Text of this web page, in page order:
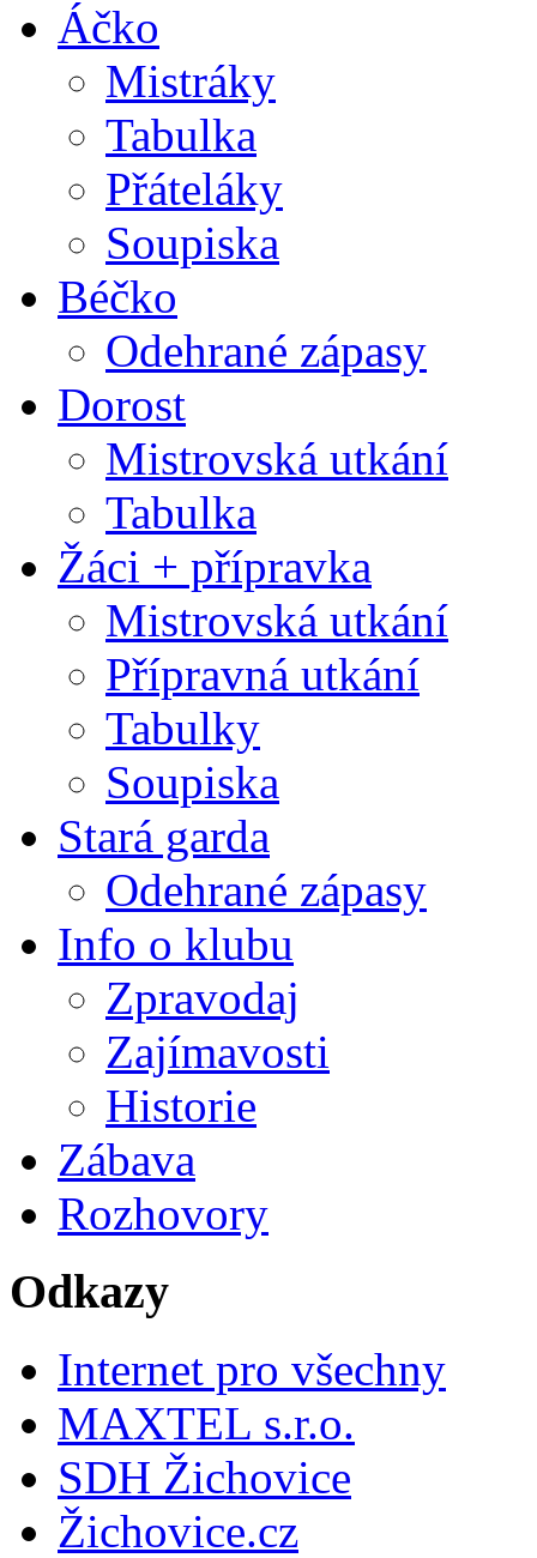
Áčko
Mistráky
Tabulka
Přáteláky
Soupiska
Béčko
Odehrané zápasy
Dorost
Mistrovská utkání
Tabulka
Žáci + přípravka
Mistrovská utkání
Přípravná utkání
Tabulky
Soupiska
Stará garda
Odehrané zápasy
Info o klubu
Zpravodaj
Zajímavosti
Historie
Zábava
Rozhovory
Odkazy
Internet pro všechny
MAXTEL s.r.o.
SDH Žichovice
Žichovice.cz